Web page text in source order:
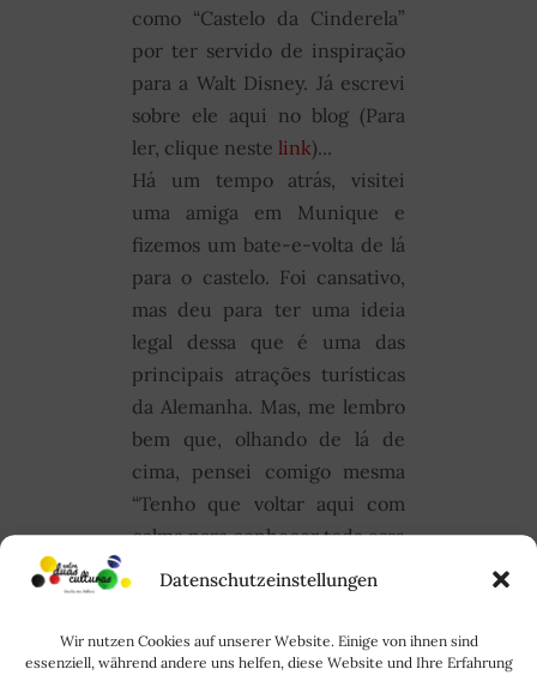
Datenschutzeinstellungen
Wir nutzen Cookies auf unserer Website. Einige von ihnen sind
essenziell, während andere uns helfen, diese Website und Ihre Erfahrung
como “Castelo da Cinderela”
por ter servido de inspiração
para a Walt Disney. Já escrevi
sobre ele aqui no blog (Para
ler, clique neste link)...
Há um tempo atrás, visitei
uma amiga em Munique e
fizemos um bate-e-volta de lá
para o castelo. Foi cansativo,
mas deu para ter uma ideia
legal dessa que é uma das
principais atrações turísticas
da Alemanha. Mas, me lembro
bem que, olhando de lá de
cima, pensei comigo mesma
“Tenho que voltar aqui com
calma para conhecer toda essa
região que parece ser linda!”.
ano, quando passei uma
semana de férias lá com meu